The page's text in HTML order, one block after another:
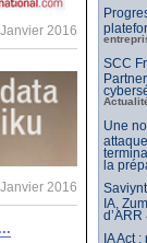
2016
2016
...
SCC
Une
la
IA,
d’ARR
IA Act